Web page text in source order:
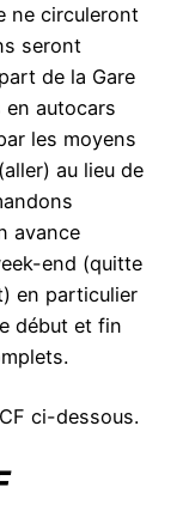
ne circuleront
seront
de la Gare
en autocars
les moyens
au lieu de
avance
end (quitte
en particulier
début et fin
ci-dessous.